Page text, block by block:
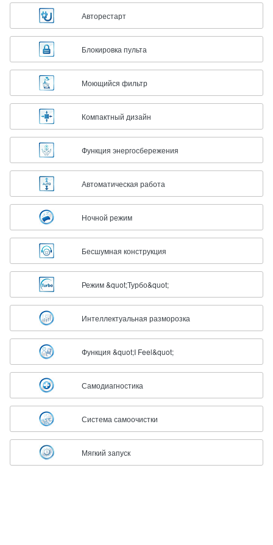
Авторестарт
Блокировка пульта
Моющийся фильтр
Компактный дизайн
Функция энергосбережения
Автоматическая работа
Ночной режим
Бесшумная конструкция
Режим &quot;Турбо&quot;
Интеллектуальная разморозка
Функция &quot;I Feel&quot;
Самодиагностика
Система самоочистки
Мягкий запуск